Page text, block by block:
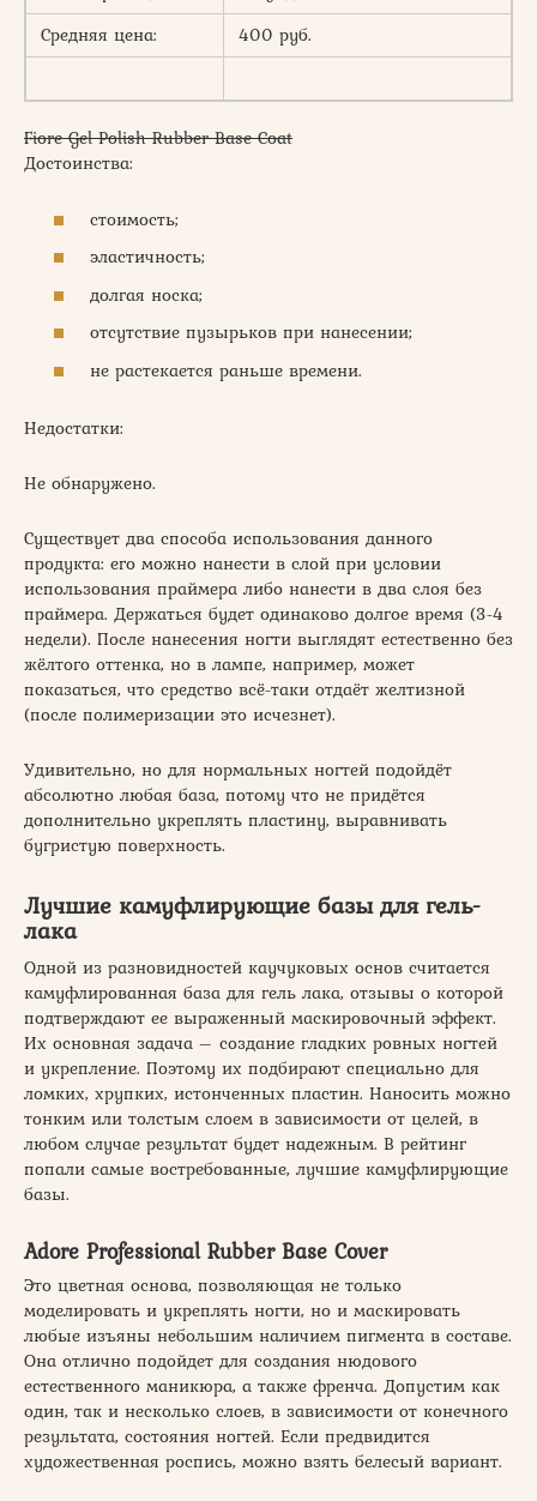
Средняя цена:
400 руб.
Fiore Gel Polish Rubber Base Coat
Достоинства:
стоимость;
эластичность;
долгая носка;
отсутствие пузырьков при нанесении;
не растекается раньше времени.
Недостатки:
Не обнаружено.
Существует два способа использования данного
продукта: его можно нанести в слой при условии
использования праймера либо нанести в два слоя без
праймера. Держаться будет одинаково долгое время (3-4
недели). После нанесения ногти выглядят естественно без
жёлтого оттенка, но в лампе, например, может
показаться, что средство всё-таки отдаёт желтизной
(после полимеризации это исчезнет).
Удивительно, но для нормальных ногтей подойдёт
абсолютно любая база, потому что не придётся
дополнительно укреплять пластину, выравнивать
бугристую поверхность.
Лучшие камуфлирующие базы для гель-
лака
Одной из разновидностей каучуковых основ считается
камуфлированная база для гель лака, отзывы о которой
подтверждают ее выраженный маскировочный эффект.
Их основная задача – создание гладких ровных ногтей
и укрепление. Поэтому их подбирают специально для
ломких, хрупких, истонченных пластин. Наносить можно
тонким или толстым слоем в зависимости от целей, в
любом случае результат будет надежным. В рейтинг
попали самые востребованные, лучшие камуфлирующие
базы.
Adore Professional Rubber Base Cover
Это цветная основа, позволяющая не только
моделировать и укреплять ногти, но и маскировать
любые изъяны небольшим наличием пигмента в составе.
Она отлично подойдет для создания нюдового
естественного маникюра, а также френча. Допустим как
один, так и несколько слоев, в зависимости от конечного
результата, состояния ногтей. Если предвидится
художественная роспись, можно взять белесый вариант.